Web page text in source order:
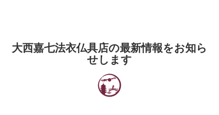
大西嘉七法衣仏具店の最新情報をお知ら
せします